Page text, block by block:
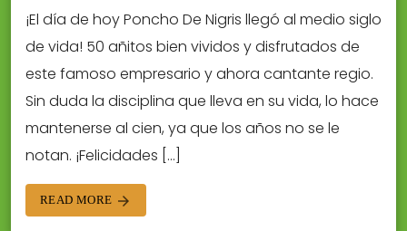
¡El día de hoy Poncho De Nigris llegó al medio siglo
de vida! 50 añitos bien vividos y disfrutados de
este famoso empresario y ahora cantante regio.
Sin duda la disciplina que lleva en su vida, lo hace
mantenerse al cien, ya que los años no se le
notan. ¡Felicidades […]
READ MORE arrow_forward